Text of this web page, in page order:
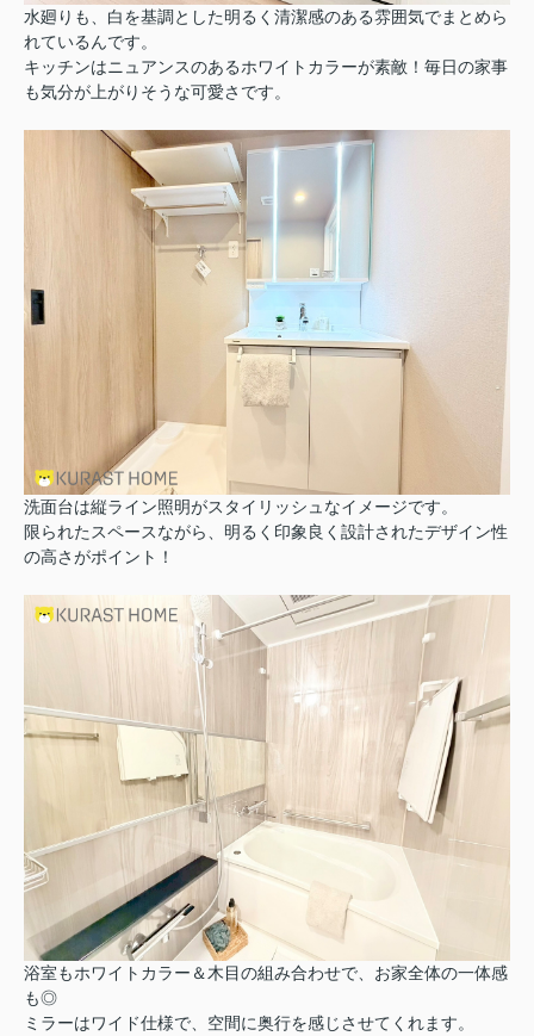
水廻りも、白を基調とした明るく清潔感のある雰囲気でまとめら
れているんです。
キッチンはニュアンスのあるホワイトカラーが素敵！毎日の家事
も気分が上がりそうな可愛さです。
洗面台は縦ライン照明がスタイリッシュなイメージです。
限られたスペースながら、明るく印象良く設計されたデザイン性
の高さがポイント！
浴室もホワイトカラー＆木目の組み合わせで、お家全体の一体感
も◎
ミラーはワイド仕様で、空間に奥行を感じさせてくれます。